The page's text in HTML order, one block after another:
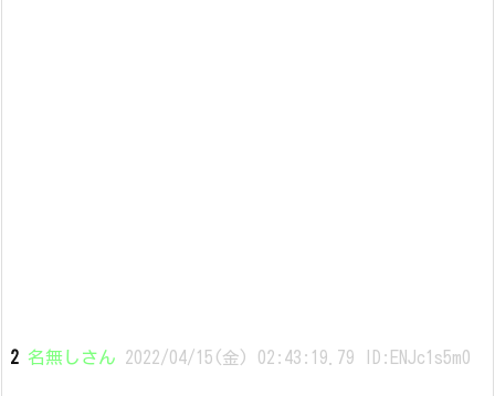
2 名無しさん 2022/04/15(金) 02:43:19.79 ID:ENJc1s5m0